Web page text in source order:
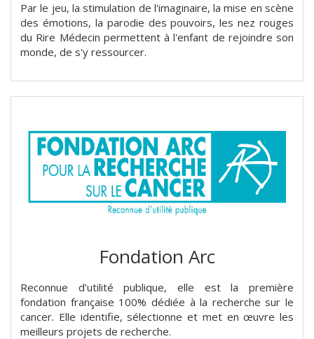
Par le jeu, la stimulation de l'imaginaire, la mise en scène
des émotions, la parodie des pouvoirs, les nez rouges
du Rire Médecin permettent à l'enfant de rejoindre son
monde, de s'y ressourcer.
Fondation Arc
Reconnue d’utilité publique, elle est la première
fondation française 100% dédiée à la recherche sur le
cancer. Elle identifie, sélectionne et met en œuvre les
meilleurs projets de recherche.